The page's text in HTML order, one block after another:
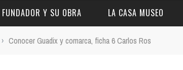
FUNDADOR Y SU OBRA LA CASA MUSEO
› Conocer Guadix y comarca, ficha 6 Carlos Ros